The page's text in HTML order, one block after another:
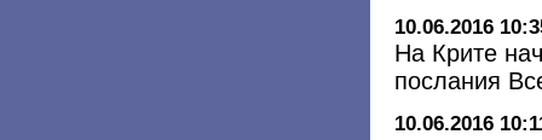
10.06.2016
На Крите
послания
10.06.2016